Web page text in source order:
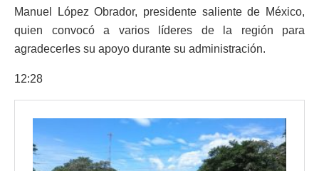
Manuel López Obrador, presidente saliente de México,
quien convocó a varios líderes de la región para
agradecerles su apoyo durante su administración.
12:28